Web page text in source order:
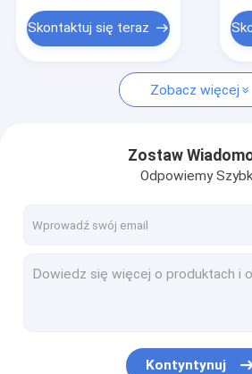
Pluszowe zabawki dla zwierząt
Wypchane zwierzę na prezent
Wibrująca pluszowa zabawka
Skontaktuj się teraz
Zobacz więcej
Zostaw
Odpowiemy
Kontyntynuj